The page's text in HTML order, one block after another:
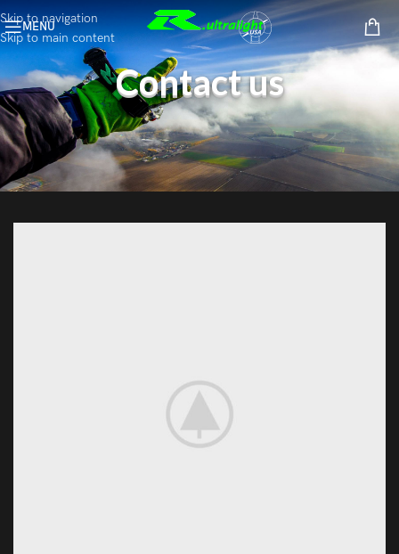
Skip to navigation
Skip to main content
MENU
Contact us